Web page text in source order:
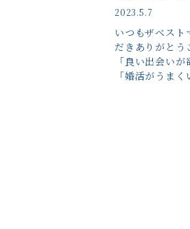
2023.5.7
いつもザベスト
だきありがとう
「良い出会い
「婚活がうま